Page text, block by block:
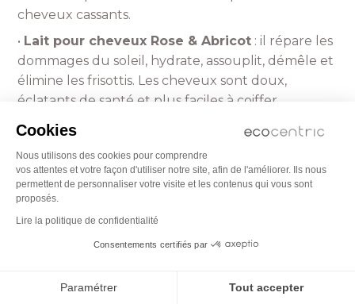
cheveux cassants.
• Lait pour cheveux Rose & Abricot : il répare les
dommages du soleil, hydrate, assouplit, démêle et
élimine les frisottis. Les cheveux sont doux,
éclatants de santé et plus faciles à coiffer.
POUR CHEVEUX ABÎMÉS
Comme les cheveux secs, lescheveux abîmés
très facilement et se démêlent très difficilement,
ils sont ternes et incoiffables et les pointes sont
une gamme de produits capillaires bio pour
Cookies
Nous utilisons des cookies pour comprendre
vos attentes et votre façon d'utiliser notre site, afin de l'améliorer. Ils nous
permettent de personnaliser votre visite et les contenus qui vous sont
proposés.
Lire la politique de confidentialité
Consentements certifiés par
Paramétrer Tout accepter